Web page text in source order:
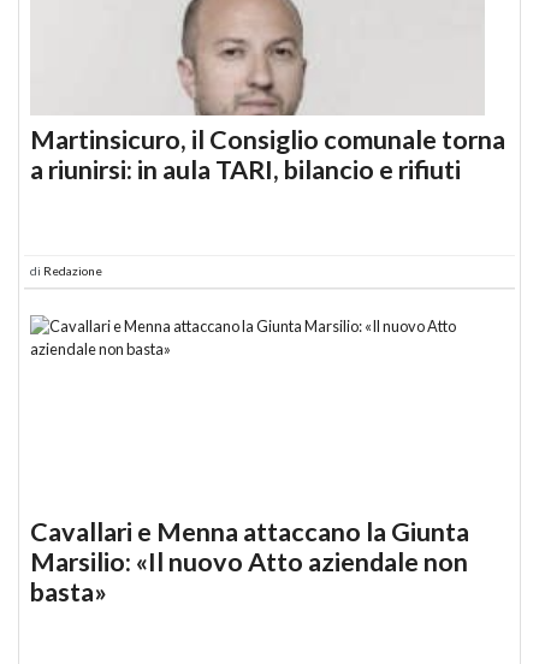
Martinsicuro, il Consiglio comunale torna
a riunirsi: in aula TARI, bilancio e rifiuti
di Redazione
Cavallari e Menna attaccano la Giunta
Marsilio: «Il nuovo Atto aziendale non
basta»